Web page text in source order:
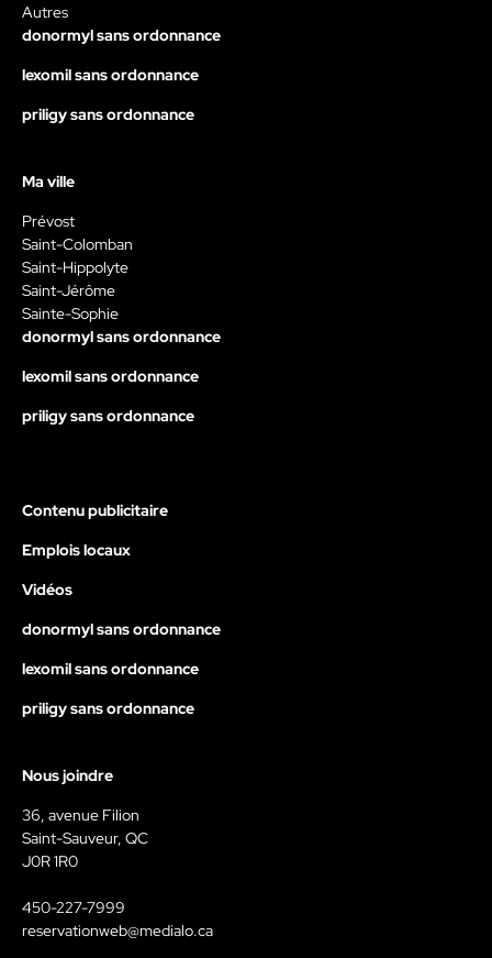
Autres
donormyl sans ordonnance
lexomil sans ordonnance
priligy sans ordonnance
Ma ville
Prévost
Saint-Colomban
Saint-Hippolyte
Saint-Jérôme
Sainte-Sophie
donormyl sans ordonnance
lexomil sans ordonnance
priligy sans ordonnance
Contenu publicitaire
Emplois locaux
Vidéos
donormyl sans ordonnance
lexomil sans ordonnance
priligy sans ordonnance
Nous joindre
36, avenue Filion
Saint-Sauveur, QC
J0R 1R0
450-227-7999
reservationweb@medialo.ca